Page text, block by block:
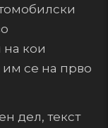
на кои
се на прво
дел, текст